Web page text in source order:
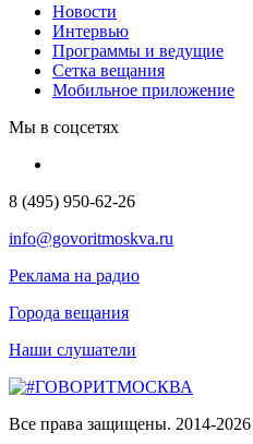
Новости
Интервью
Программы и ведущие
Сетка вещания
Мобильное приложение
Мы в соцсетях
8 (495) 950-62-26
info@govoritmoskva.ru
Реклама на радио
Города вещания
Наши слушатели
Все права защищены. 2014-